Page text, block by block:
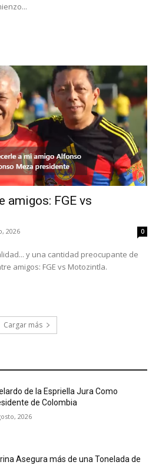
amigos: FGE vs
2026 0
y una cantidad preocupante de
amigos: FGE vs Motozintla.
Cargar más
de la Espriella Jura Como
de Colombia
2026
Asegura más de una Tonelada de